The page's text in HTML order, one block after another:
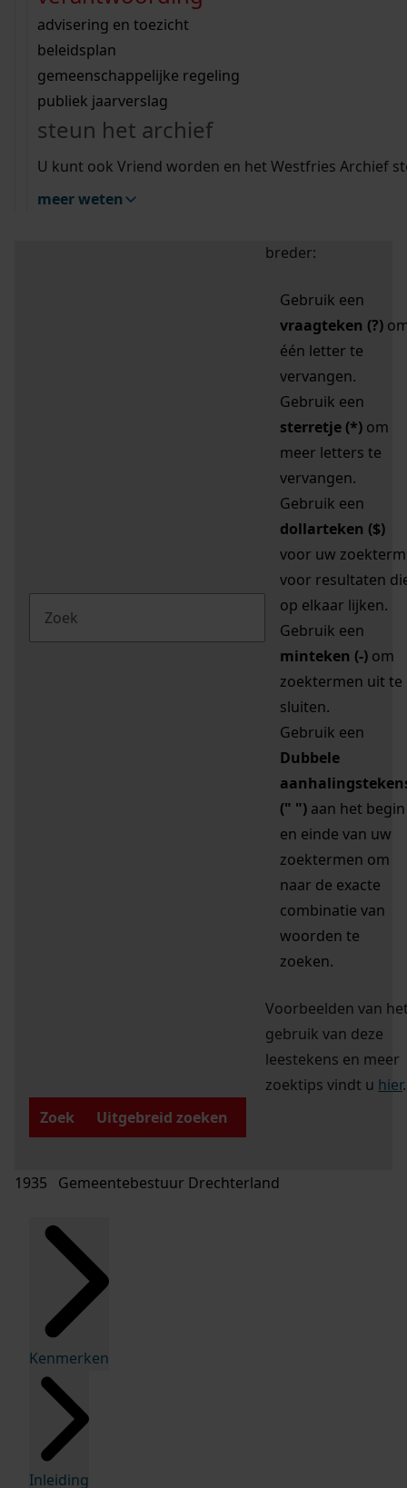
bouwvergunningen
omgevingsvergunningen
vergunningen
beeld en geluid
uitleg nodig?
Wij helpen u op weg met een aantal zoektips.
bekijk alle zoektips
Wij helpen u op weg met een aantal zoektips.
bekijk alle zoektips
bekijk ons geschiedenislokaal
advisering en toezicht
beleidsplan
gemeenschappelijke regeling
publiek jaarverslag
steun het archief
U kunt ook Vriend worden en het Westfries Archief
meer weten
zoektips
Mijn Studiezaal (inloggen)
uw zoekopdracht te
breder:
Gebruik een
vraagteken (?)
één letter te
vervangen.
Gebruik een
sterretje (*) om
meer letters te
vervangen.
Gebruik een
dollarteken ($)
voor uw zoekterm
voor resultaten
op elkaar lijken.
Gebruik een
minteken (-) om
zoektermen uit te
sluiten.
Gebruik een
Dubbele
(" ") aan het begin
en einde van uw
zoektermen om
naar de exacte
combinatie van
woorden te
zoeken.
Voorbeelden van
gebruik van deze
leestekens en meer
zoektips vindt u hier.
Zoek
Uitgebreid zoeken
1935 Gemeentebestuur Drechterland
Kenmerken
Inleiding